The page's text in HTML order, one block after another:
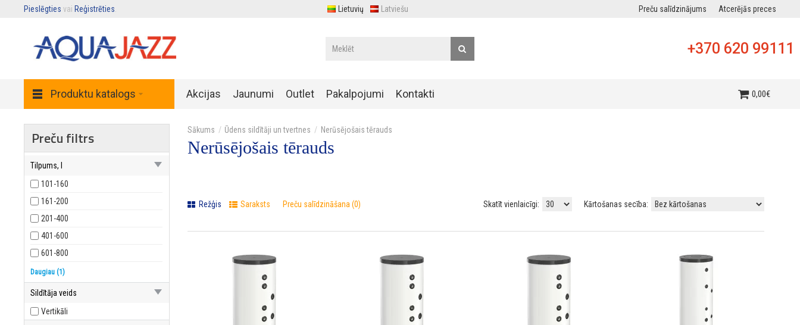
Pieslēgties vai Reģistrēties Lietuvių Latviešu Preču salīdzinājums Atcerējās preces
+370 620 99111
Produktu katalogs Akcijas Jaunumi Outlet Pakalpojumi Kontakti 0,00€
Ūdens sildītāji un tvertnes Nerūsējošais tērauds
Nerūsējošais tērauds
Režģis Saraksts Preču salīdzināšana (0) Skatīt vienlaicīgi: Kārtošanas secība:
Preču filtrs
Tilpums, l
101-160
161-200
201-400
401-600
601-800
801-1000
Daugiau (1)
Sildītāja veids
Vertikāli